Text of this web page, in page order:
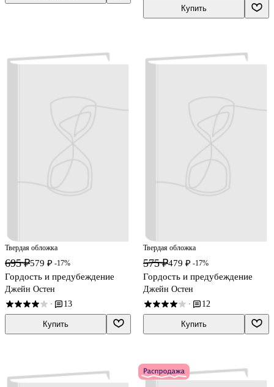
Купить
Твердая обложка
695 ₽579 ₽ -17%
Гордость и предубеждение
Джейн Остен
· 13
Купить
Твердая обложка
575 ₽479 ₽ -17%
Гордость и предубеждение
Джейн Остен
· 12
Купить